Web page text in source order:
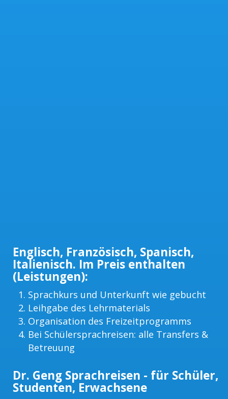
Englisch, Französisch, Spanisch,
Italienisch. Im Preis enthalten
(Leistungen):
Sprachkurs und Unterkunft wie gebucht
Leihgabe des Lehrmaterials
Organisation des Freizeitprogramms
Bei Schülersprachreisen: alle Transfers &
Betreuung
Dr. Geng Sprachreisen - für Schüler,
Studenten, Erwachsene